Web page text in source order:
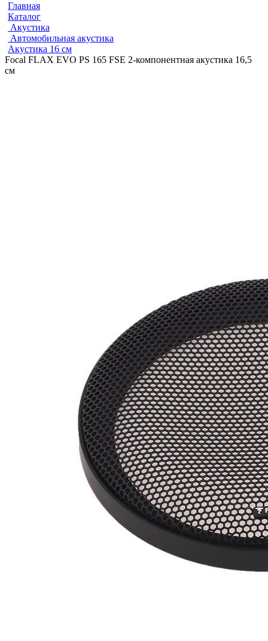
Главная
Каталог
Акустика
Автомобильная акустика
Акустика 16 см
Focal FLAX EVO PS 165 FSE 2-компонентная акустика 16,5
см